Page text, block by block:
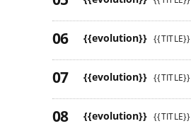
{{evolution}} {{TITLE}}
{{evolution}} {{TITLE}}
{{evolution}} {{TITLE}}